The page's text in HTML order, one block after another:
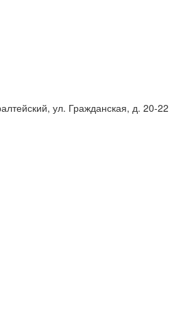
ул. Гражданская, д. 20-22